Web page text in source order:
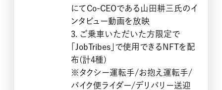
STUDY
にてCo-CEOである山田耕三氏のイ
ンタビュー動画を放映
3. ご乗車いただいた方限定で
「JobTribes」で使用できるNFTを配
布(計4種)
※タクシー運転手/お抱え運転手/
バイク便ライダー/デリバリー送迎